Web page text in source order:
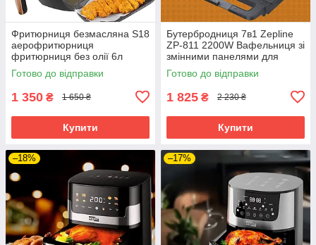
Фритюрниця безмасляна S18
аерофритюрниця
фритюрниця без олії 6л
3600Вт Аеро-фритюрниця
Готово до відправки
1 350 ₴ 1 650 ₴
Купити
Бутербродниця 7в1 Zepline
ZP-811 2200W Вафельниця зі
змінними панелями для
пончиків котлет гриль
горішниця
Готово до відправки
1 825 ₴ 2 230 ₴
Купити
–18% –17%